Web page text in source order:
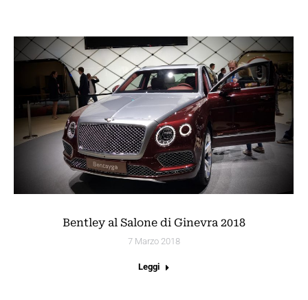
Bentley al Salone di Ginevra 2018
7 Marzo 2018
Leggi